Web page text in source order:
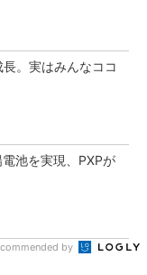
。実はみんなココ
池を実現、PXPが
by